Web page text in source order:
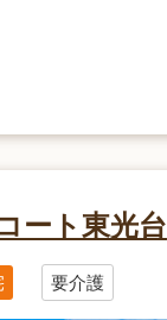
ート東光台
要介護